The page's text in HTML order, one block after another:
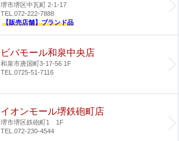
堺市堺区中瓦町 2-1-17
TEL.072-222-7888
【販売店舗】ブランド品
ビバモール和泉中央店
和泉市唐国町3-17-56 1F
TEL.0725-51-7116
イオンモール堺鉄砲町店
堺市堺区鉄砲町1 1F
TEL.072-230-4544